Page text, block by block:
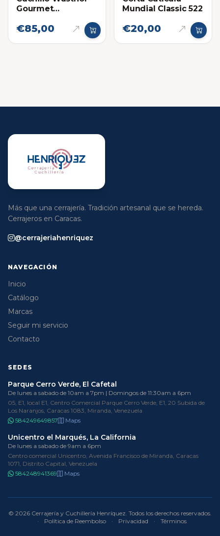
Gourmet
Pulgadas
€85,00
Mundial Classic 522
€20,00
Más que una cerrajería. Tradición artesanal que se hereda.
Cerrajeros en Caracas.
@cerrajeriahenriquez
NAVEGACIÓN
Inicio
Catálogo
Marcas
Seguir mi servicio
Contacto
SEDES
Parque Cerro Verde, El Cafetal
De lunes a sabado de 10am a 7pm | Domingos de 11:30am a 6pm
05, E1, local E1, Centro Comercial Parque Cerro Verde, E1, 20 Subida de
Los Naranjos, Caracas 1083, Miranda, Venezuela
584249649857
Maps
Unicentro el Marqués, La California
De lunes a sabado de 9am a 6pm
Centro comercial Unicentro, Avenida Francisco de Miranda, Caracas
1071, Distrito Capital, Venezuela
584248941369
Maps
© 2026 Cerrajería y Cuchillería Henríquez. Todos los derechos reservados.
·
Política de Reembolso · Privacidad · Términos